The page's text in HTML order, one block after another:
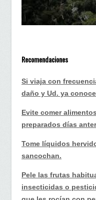
Recomendaciones
Si viaja con
daño y Ud. ya
Evite comer
preparados días
Tome líquidos
sancochan.
Pele las frutas
insecticidas o